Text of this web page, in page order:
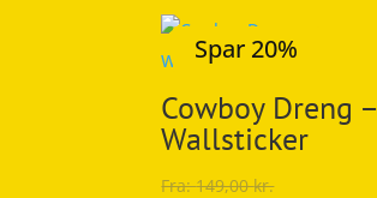
Spar 20%
Cowboy Dreng –
Wallsticker
Fra:149,00kr.